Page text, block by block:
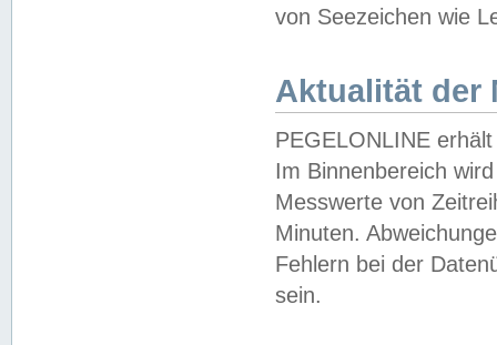
von Seezeichen wie
Aktualität der
PEGELONLINE
Im Binnenbereich
Messwerte von
Minuten.
Fehlern bei der
sein.